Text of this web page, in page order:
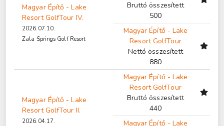
Magyar Építő - Lake
Resort GolfTour IV.
2026.07.10.
Zala Springs Golf Resort
Bruttó összesített
500
Magyar Építő - Lake
Resort GolfTour
Nettó összesített
880
Magyar Építő - Lake
Resort GolfTour II.
2026.04.17.
Magyar Építő - Lake
Resort GolfTour
Bruttó összesített
440
Magyar Építő - Lake